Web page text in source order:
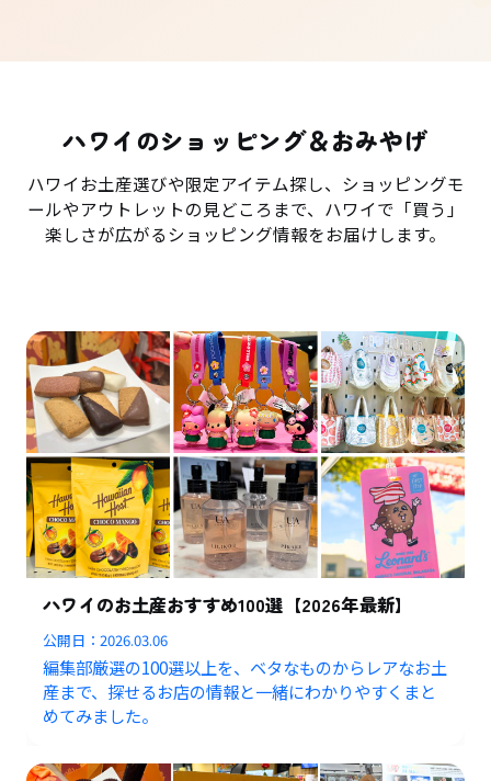
ハワイのショッピング＆おみやげ
ハワイお土産選びや限定アイテム探し、ショッピングモ
ールやアウトレットの見どころまで、ハワイで「買う」
楽しさが広がるショッピング情報をお届けします。
ハワイのお土産おすすめ100選【2026年最新】
公開日：2026.03.06
編集部厳選の100選以上を、ベタなものからレアなお土
産まで、探せるお店の情報と一緒にわかりやすくまと
めてみました。